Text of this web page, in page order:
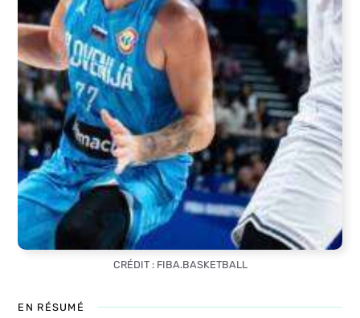
CRÉDIT : FIBA.BASKETBALL
EN RÉSUMÉ